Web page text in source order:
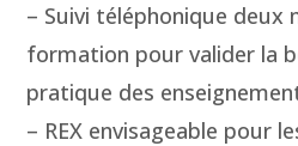
– Suivi téléphonique deux
formation pour valider la
pratique des
– REX envisageable pour